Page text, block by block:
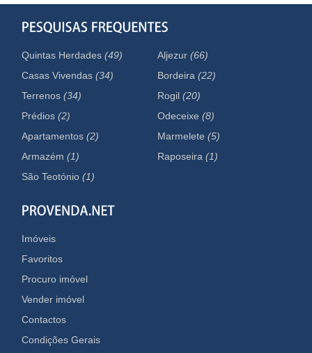
Quintas Herdades(49)
Casas Vivendas(34)
Terrenos(34)
Prédios(2)
Apartamentos(2)
Armazém(1)
Aljezur(66)
Bordeira(22)
Rogil(20)
Odeceixe(8)
Marmelete(5)
Raposeira(1)
São Teotónio(1)
Imóveis
Favoritos
Procuro imóvel
Vender imóvel
Contactos
Condições Gerais